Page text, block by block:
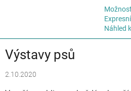
Náhled
Výstavy psů
2.10.2020